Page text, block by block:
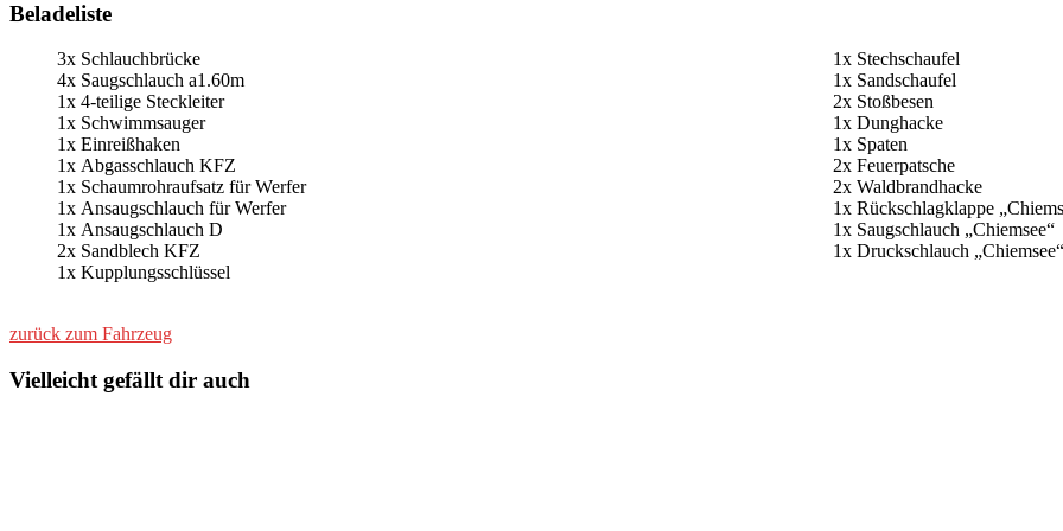
Beladeliste
3x Schlauchbrücke
4x Saugschlauch a1.60m
1x 4-teilige Steckleiter
1x Schwimmsauger
1x Einreißhaken
1x Abgasschlauch KFZ
1x Schaumrohraufsatz für Werfer
1x Ansaugschlauch für Werfer
1x Ansaugschlauch D
2x Sandblech KFZ
1x Kupplungsschlüssel
1x Stechschaufel
1x Sandschaufel
2x Stoßbesen
1x Dunghacke
1x Spaten
2x Feuerpatsche
2x Waldbrandhacke
1x Rückschlagklappe
1x Saugschlauch „Chiemsee“
1x Druckschlauch „Chiemsee“
zurück zum Fahrzeug
Vielleicht gefällt dir auch